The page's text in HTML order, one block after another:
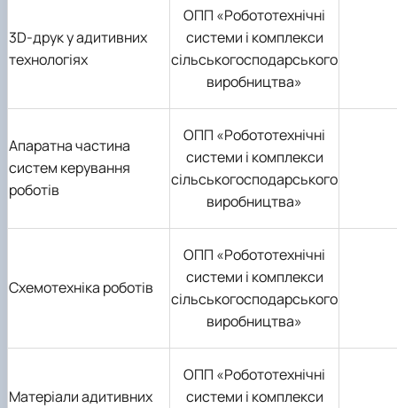
3D-друк у адитивних
технологіях
ОПП «Робототехнічні
системи і комплекси
сільськогосподарського
виробництва»
Апаратна частина
систем керування
роботів
ОПП «Робототехнічні
системи і комплекси
сільськогосподарського
виробництва»
Схемотехніка роботів
ОПП «Робототехнічні
системи і комплекси
сільськогосподарського
виробництва»
Матеріали адитивних
ОПП «Робототехнічні
системи і комплекси